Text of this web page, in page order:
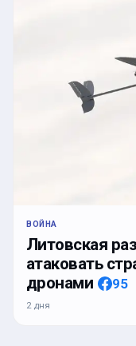
ВОЙНА
Литовская
атаковать
дронами
95
2 дня